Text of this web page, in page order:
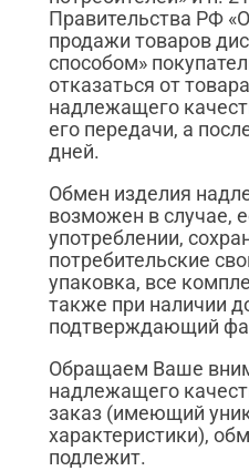
Правительства РФ
продажи товаров
способом»
отказаться от
надлежащего
его передачи, а
дней.
Обмен изделия
возможен в случае,
употреблении,
потребительские
упаковка, все
также при наличии
подтверждающий
Обращаем Ваше
надлежащего
заказ (имеющий
характеристики),
подлежит.